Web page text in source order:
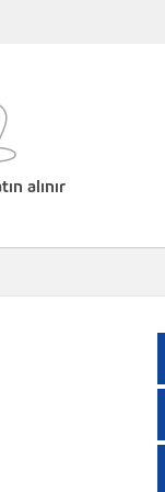
alınır